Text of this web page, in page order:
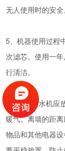
无人使用时的安全
5、机器使用过程
次滤芯。使用一
行清洁。
6、节能饮水机
暖气。离墙的距
物品和其他电器